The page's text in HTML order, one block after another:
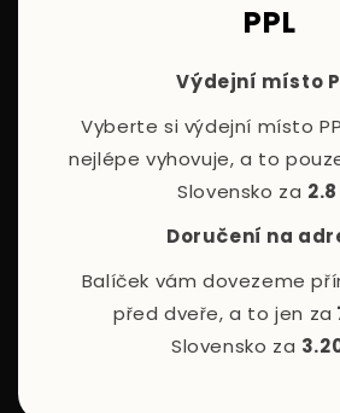
PPL
Výdejní místo
Vyberte si výdejní místo
nejlépe vyhovuje, a to
Slovensko za
Doručení na
Balíček vám dovezeme
před dveře, a to jen za
Slovensko za